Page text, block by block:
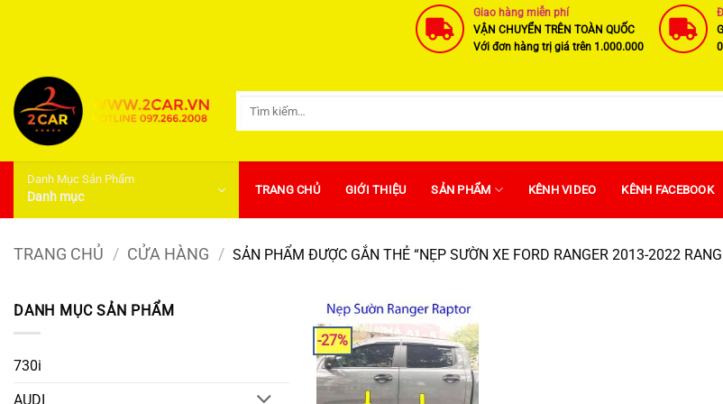
dung
Giao hàng miễn phí
VẬN CHUYỂN TRÊN TOÀN QUỐC
Với đơn hàng trị giá trên 1.000.000
Danh Mục Sản Phẩm
Danh mục TRANG CHỦ GIỚI THIỆU SẢN PHẨM KÊNH VIDEO KÊNH FACEBOOK
TRANG CHỦ / CỬA HÀNG / SẢN PHẨM ĐƯỢC GẮN THẺ “NẸP SƯỜN XE FORD RANGER 2013-2022
DANH MỤC SẢN PHẨM
730i
AUDI
-27%